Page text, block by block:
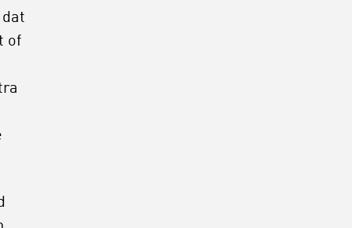
of